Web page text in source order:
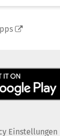
Einstellungen